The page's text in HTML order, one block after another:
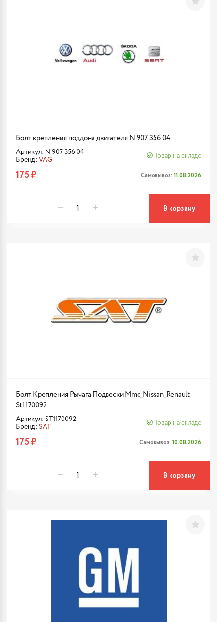
Болт крепления поддона двигателя N 907 356 04
Артикул: N 907 356 04
Бренд: VAG
Товар на складе
175 ₽ Самовывоз: 11.08.2026
В корзину
Болт Крепления Рычага Подвески Mmc_Nissan_Renault
St1170092
Артикул: ST1170092
Бренд: SAT
Товар на складе
175 ₽ Самовывоз: 10.08.2026
В корзину